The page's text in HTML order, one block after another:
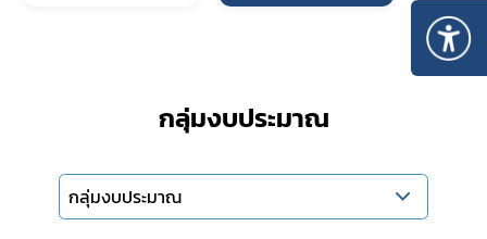
กลุ่มงบประมาณ
กลุ่มงบประมาณ